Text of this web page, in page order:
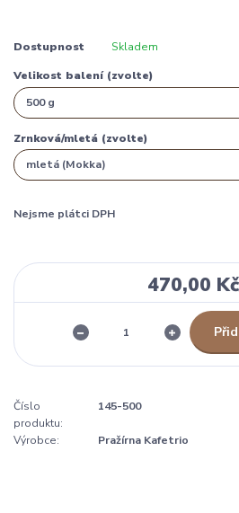
Dostupnost Skladem
Velikost balení (zvolte)
Zrnková/mletá (zvolte)
Nejsme plátci DPH
470,00 Kč
Číslo
produktu:
145-500
Výrobce: Pražírna Kafetrio